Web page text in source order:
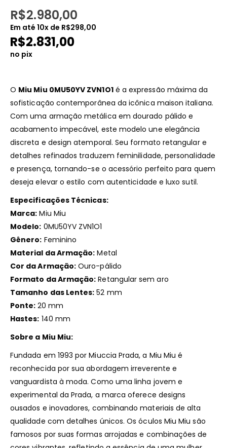
R$2.980,00
Em até 10x de R$298,00
R$2.831,00
no pix
O Miu Miu 0MU50YV ZVN1O1é a expressão máxima da
sofisticação contemporânea da icônica maison italiana.
Com uma armação metálica em dourado pálido e
acabamento impecável, este modelo une elegância
discreta e design atemporal. Seu formato retangular e
detalhes refinados traduzem feminilidade, personalidade
e presença, tornando-se o acessório perfeito para quem
deseja elevar o estilo com autenticidade e luxo sutil.
Especificações Técnicas:
Marca: Miu Miu
Modelo: 0MU50YV ZVN1O1
Gênero: Feminino
Material da Armação: Metal
Cor da Armação: Ouro-pálido
Formato da Armação: Retangular sem aro
Tamanho das Lentes: 52 mm
Ponte: 20 mm
Hastes: 140 mm
Sobre a Miu Miu:
Fundada em 1993 por Miuccia Prada, a Miu Miu é
reconhecida por sua abordagem irreverente e
vanguardista à moda. Como uma linha jovem e
experimental da Prada, a marca oferece designs
ousados e inovadores, combinando materiais de alta
qualidade com detalhes únicos. Os óculos Miu Miu são
famosos por suas formas arrojadas e combinações de